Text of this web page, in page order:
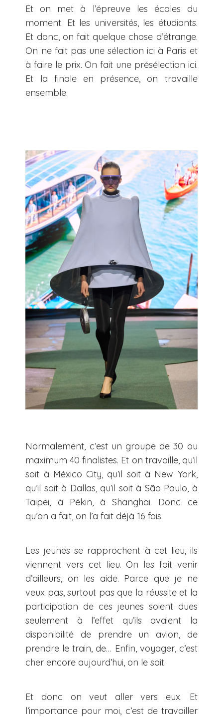
Et on met à l’épreuve les écoles du
moment. Et les universités, les étudiants.
Et donc, on fait quelque chose d’étrange.
On ne fait pas une sélection ici à Paris et
à faire le prix. On fait une présélection ici.
Et la finale en présence, on travaille
ensemble.
Normalement, c’est un groupe de 30 ou
maximum 40 finalistes. Et on travaille, qu’il
soit à México City, qu’il soit à New York,
qu’il soit à Dallas, qu’il soit à São Paulo, à
Taipei, à Pékin, à Shanghai. Donc ce
qu’on a fait, on l’a fait déjà 16 fois.
Les jeunes se rapprochent à cet lieu, ils
viennent vers cet lieu. On les fait venir
d’ailleurs, on les aide. Parce que je ne
veux pas, surtout pas que la réussite et la
participation de ces jeunes soient dues
seulement à l’effet qu’ils avaient la
disponibilité de prendre un avion, de
prendre le train, de… Enfin, voyager, c’est
cher encore aujourd’hui, on le sait.
Et donc on veut aller vers eux. Et
l’importance pour moi, c’est de travailler